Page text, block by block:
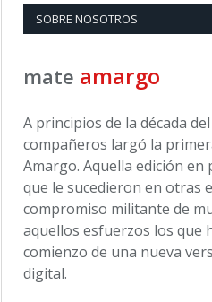
SOBRE NOSOTROS
mate amargo
A principios de la década
compañeros largó la
Amargo. Aquella edición en
que le sucedieron en otras
compromiso militante de
aquellos esfuerzos los que
comienzo de una nueva
digital.